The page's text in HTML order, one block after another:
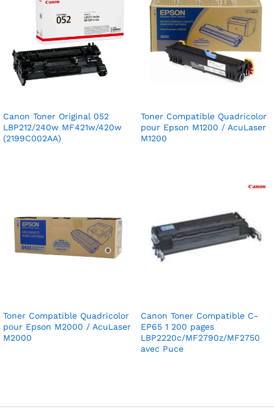
Canon Toner Original 052
LBP212/240w MF421w/420w
(2199C002AA)
Toner Compatible Quadricolor
pour Epson M1200 / AcuLaser
M1200
Toner Compatible Quadricolor
pour Epson M2000 / AcuLaser
M2000
Canon Toner Compatible C-
EP65 1 200 pages
LBP2220c/MF2790z/MF2750
avec Puce